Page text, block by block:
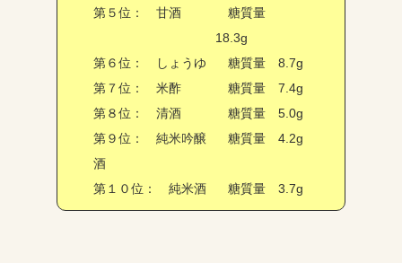
第５位： 甘酒
糖質量
18.3g
第６位： しょうゆ
糖質量 8.7g
第７位： 米酢
糖質量 7.4g
第８位： 清酒
糖質量 5.0g
第９位： 純米吟醸
酒
糖質量 4.2g
第１０位： 純米酒 糖質量 3.7g